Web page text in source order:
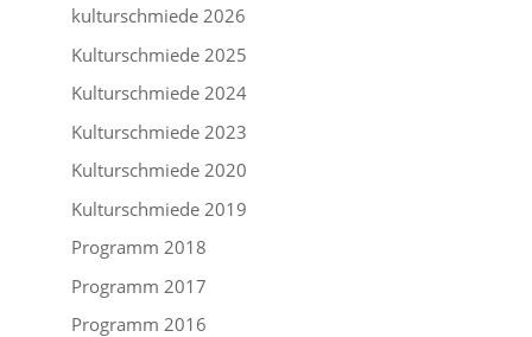
kulturschmiede 2026
Kulturschmiede 2025
Kulturschmiede 2024
Kulturschmiede 2023
Kulturschmiede 2020
Kulturschmiede 2019
Programm 2018
Programm 2017
Programm 2016